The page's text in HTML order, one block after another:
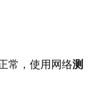
常，使用网络测